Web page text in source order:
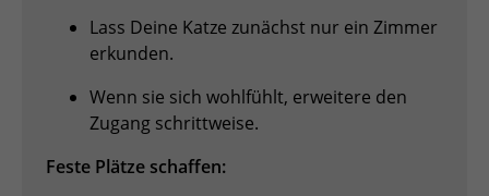
Lass Deine Katze zunächst nur ein Zimmer
erkunden.
Wenn sie sich wohlfühlt, erweitere den
Zugang schrittweise.
Feste Plätze schaffen: